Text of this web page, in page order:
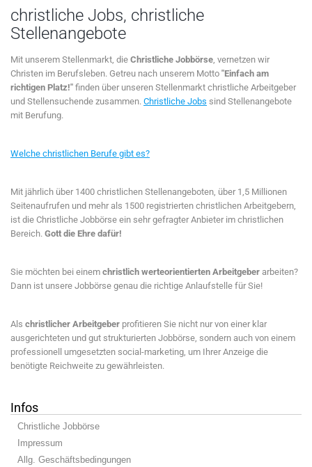
christliche Jobs, christliche
Stellenangebote
Mit unserem Stellenmarkt, die Christliche Jobbörse , vernetzen wir
Christen im Berufsleben. Getreu nach unserem Motto "Einfach am
richtigen Platz!" finden über unseren Stellenmarkt christliche Arbeitgeber
und Stellensuchende zusammen. Christliche Jobs sind Stellenangebote
mit Berufung.
Welche christlichen Berufe gibt es?
Mit jährlich über 1400 christlichen Stellenangeboten, über 1,5 Millionen
Seitenaufrufen und mehr als 1500 registrierten christlichen Arbeitgebern,
ist die Christliche Jobbörse ein sehr gefragter Anbieter im christlichen
Bereich. Gott die Ehre dafür!
Sie möchten bei einem christlich werteorientierten Arbeitgeber arbeiten?
Dann ist unsere Jobbörse genau die richtige Anlaufstelle für Sie!
Als christlicher Arbeitgeber profitieren Sie nicht nur von einer klar
ausgerichteten und gut strukturierten Jobbörse, sondern auch von einem
professionell umgesetzten social-marketing, um Ihrer Anzeige die
benötigte Reichweite zu gewährleisten.
Infos
Christliche Jobbörse
Impressum
Allg. Geschäftsbedingungen